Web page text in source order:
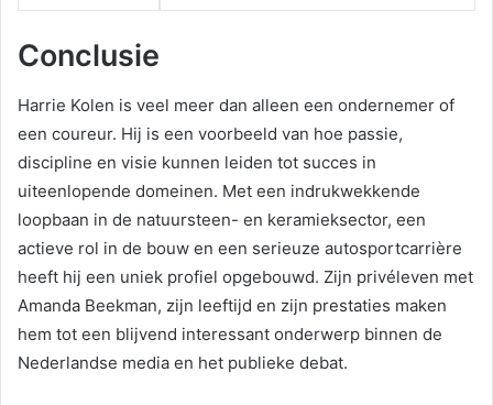
Conclusie
Harrie Kolen is veel meer dan alleen een ondernemer of
een coureur. Hij is een voorbeeld van hoe passie,
discipline en visie kunnen leiden tot succes in
uiteenlopende domeinen. Met een indrukwekkende
loopbaan in de natuursteen- en keramieksector, een
actieve rol in de bouw en een serieuze autosportcarrière
heeft hij een uniek profiel opgebouwd. Zijn privéleven met
Amanda Beekman, zijn leeftijd en zijn prestaties maken
hem tot een blijvend interessant onderwerp binnen de
Nederlandse media en het publieke debat.